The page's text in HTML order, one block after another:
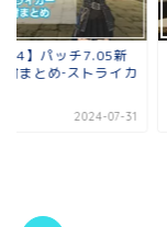
】パッチ7.05新
材まとめ‐ストライカ
2024-07-31